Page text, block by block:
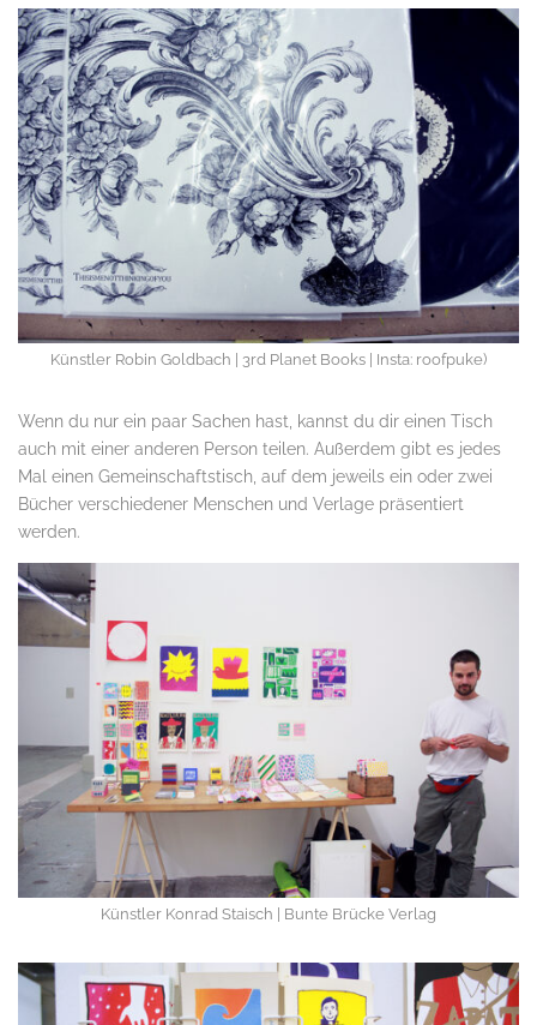
Künstler Robin Goldbach | 3rd Planet Books | Insta: roofpuke)
Wenn du nur ein paar Sachen hast, kannst du dir einen Tisch
auch mit einer anderen Person teilen. Außerdem gibt es jedes
Mal einen Gemeinschaftstisch, auf dem jeweils ein oder zwei
Bücher verschiedener Menschen und Verlage präsentiert
werden.
Künstler Konrad Staisch | Bunte Brücke Verlag